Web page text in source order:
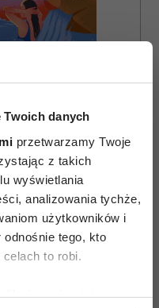
danych
przetwarzamy Twoje
z takich
wyświetlania
analizowania tychże,
użytkowników i
tego, kto
to robi.
również: